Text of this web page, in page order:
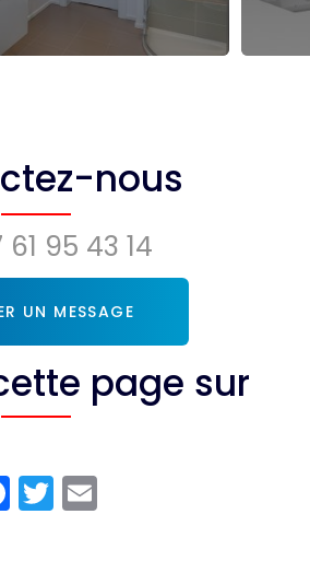
nous
61 95 43 14
UN MESSAGE
page sur
Facebook
Twitter